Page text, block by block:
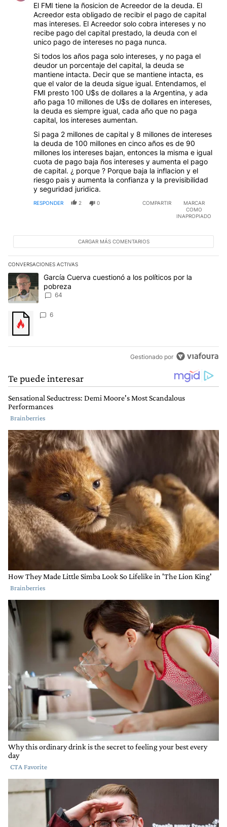
El FMI tiene la ñosicion de Acreedor de la deuda. El
Acreedor esta obligado de recibir el pago de capital
mas intereses. El Acreedor solo cobra intereses y no
recibe pago del capital prestado, la deuda con el
unico pago de intereses no paga nunca.
Si todos los años paga solo intereses, y no paga el
deudor un porcentaje del capital, la deuda se
mantiene intacta. Decir que se mantiene intacta, es
que el valor de la deuda sigue igual. Entendamos, el
FMI presto 100 U$s de dollares a la Argentina, y ada
año paga 10 millones de U$s de dollares en intereses,
la deuda es siempre igual, cada año que no paga
capital, los intereses aumentan.
Si paga 2 millones de capital y 8 millones de intereses
la deuda de 100 millones en cinco años es de 90
millones los intereses bajan, entonces la misma e igual
cuota de pago baja ños intereses y aumenta el pago
de capital. ¿ porque ? Porque baja la inflacion y el
riesgo pais y aumenta la confianza y la previsibilidad
y seguridad juridica.
RESPONDER 2 0 COMPARTIR
MARCAR
COMO
INAPROPIADO
CARGAR MÁS COMENTARIOS
CONVERSACIONES ACTIVAS
Este listado muestra los artículos con más comentarios en los
Un artículo de tendencia con el título "García Cuerva cuestionó
García Cuerva cuestionó a los políticos por la
pobreza
64
Un artículo de tendencia con el título "" con 6 comentarios.
6
Gestionado por